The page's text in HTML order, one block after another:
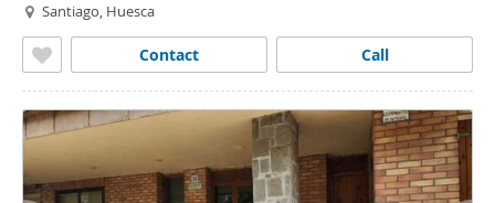
Santiago, Huesca
Call
Contact